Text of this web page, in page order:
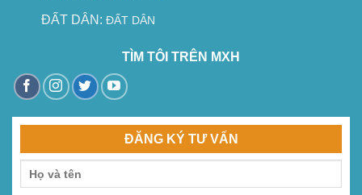
ĐẤT DÂN: ĐẤT DÂN
TÌM TÔI TRÊN MXH
ĐĂNG KÝ TƯ VẤN